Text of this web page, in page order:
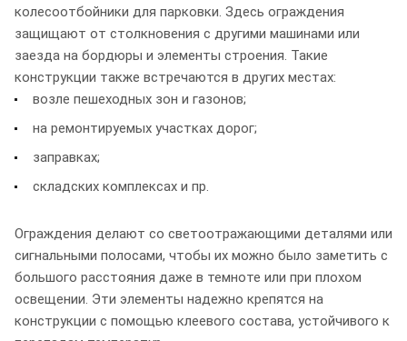
колесоотбойники для парковки. Здесь ограждения
защищают от столкновения с другими машинами или
заезда на бордюры и элементы строения. Такие
конструкции также встречаются в других местах:
возле пешеходных зон и газонов;
на ремонтируемых участках дорог;
заправках;
складских комплексах и пр.
Ограждения делают со светоотражающими деталями или
сигнальными полосами, чтобы их можно было заметить с
большого расстояния даже в темноте или при плохом
освещении. Эти элементы надежно крепятся на
конструкции с помощью клеевого состава, устойчивого к